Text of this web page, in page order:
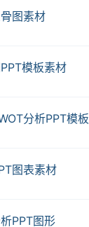
图素材
模板素材
分析PPT模板
图表素材
PPT图形